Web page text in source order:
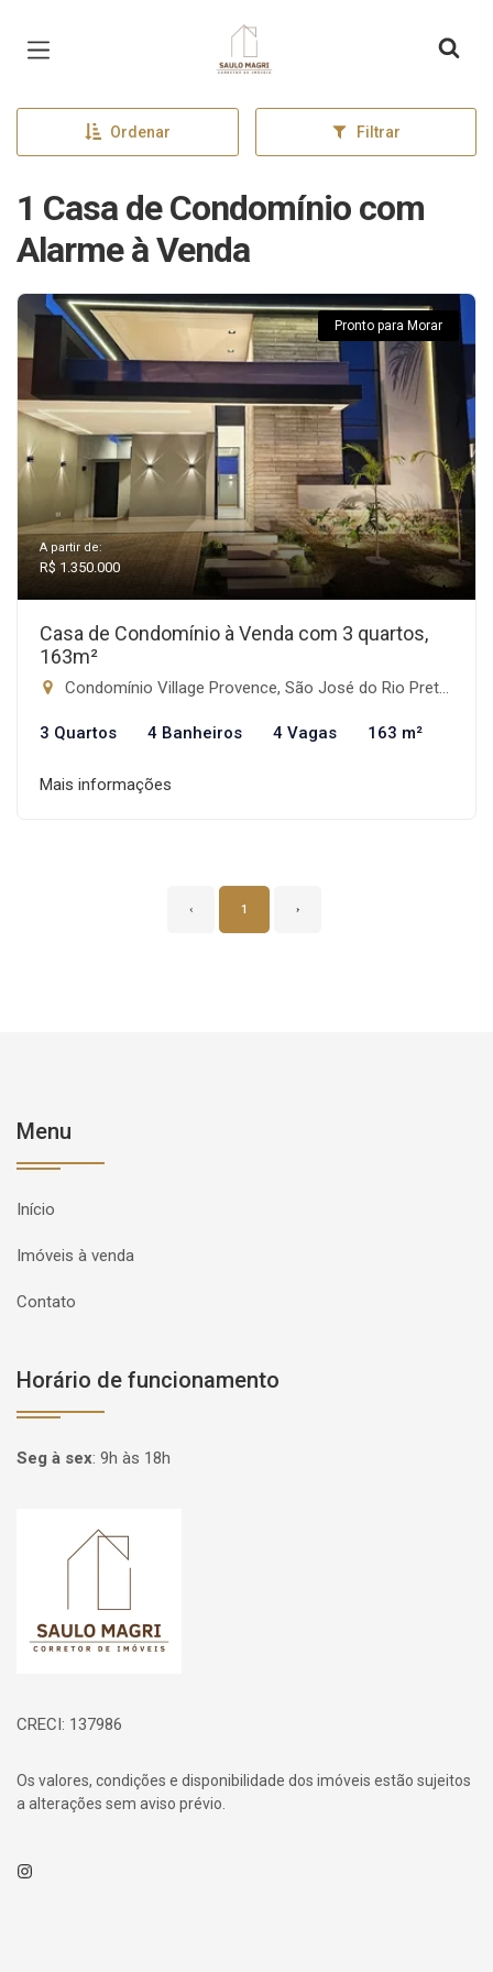
Página inicial
Ordenar Filtrar
1 Casa de Condomínio com
Alarme à Venda
Pronto para Morar
A partir de:
R$ 1.350.000
Casa de Condomínio à Venda com 3 quartos,
163m²
Condomínio Village Provence, São José do Rio Preto-SP
3 Quartos 4 Banheiros 4 Vagas 163 m²
Mais informações
‹ 1 ›
Menu
Início
Imóveis à venda
Contato
Horário de funcionamento
Seg à sex: 9h às 18h
Página inicial
CRECI: 137986
Os valores, condições e disponibilidade dos imóveis estão sujeitos
a alterações sem aviso prévio.
Instagram